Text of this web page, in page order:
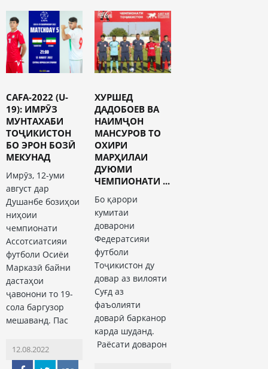
CAFA-2022 (U-
19): ИМРӮЗ
МУНТАХАБИ
ТОҶИКИСТОН
БО ЭРОН БОЗӢ
МЕКУНАД
Имрӯз, 12-уми
август дар
Душанбе бозиҳои
ниҳоии
чемпионати
Ассотсиатсияи
футболи Осиёи
Марказӣ байни
дастаҳои
ҷавонони то 19-
сола баргузор
мешаванд. Пас
12.08.2022
ХУРШЕД
ДАДОБОЕВ ВА
НАИМҶОН
МАНСУРОВ ТО
ОХИРИ
МАРҲИЛАИ
ДУЮМИ
ЧЕМПИОНАТИ ...
Бо қарори
кумитаи
доварони
Федератсияи
футболи
Тоҷикистон ду
довар аз вилояти
Суғд аз
фаъолияти
доварӣ барканор
карда шуданд.
Раёсати доварон